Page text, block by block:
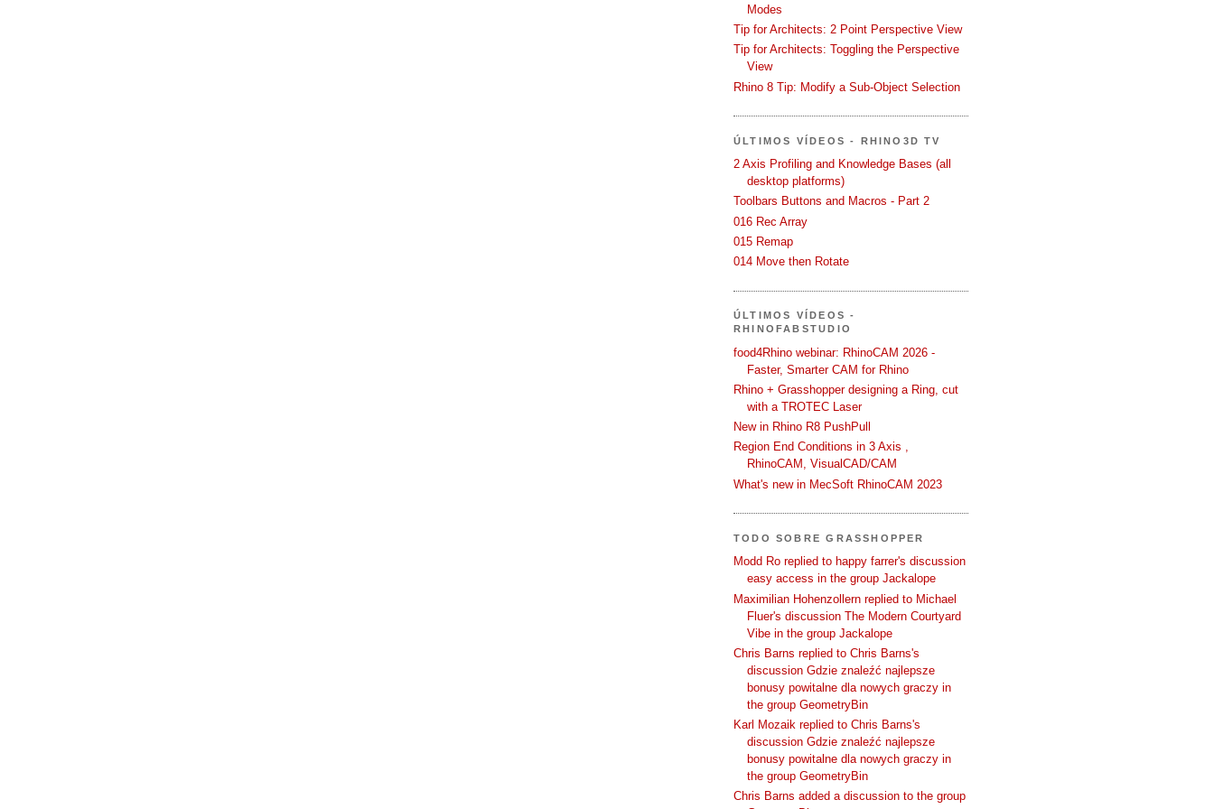
Modes
Tip for Architects: 2 Point Perspective View
Tip for Architects: Toggling the Perspective
View
Rhino 8 Tip: Modify a Sub-Object Selection
ÚLTIMOS VÍDEOS - RHINO3D TV
2 Axis Profiling and Knowledge Bases (all
desktop platforms)
Toolbars Buttons and Macros - Part 2
016 Rec Array
015 Remap
014 Move then Rotate
ÚLTIMOS VÍDEOS -
RHINOFABSTUDIO
food4Rhino webinar: RhinoCAM 2026 -
Faster, Smarter CAM for Rhino
Rhino + Grasshopper designing a Ring, cut
with a TROTEC Laser
New in Rhino R8 PushPull
Region End Conditions in 3 Axis ,
RhinoCAM, VisualCAD/CAM
What's new in MecSoft RhinoCAM 2023
TODO SOBRE GRASSHOPPER
Modd Ro replied to happy farrer's discussion
easy access in the group Jackalope
Maximilian Hohenzollern replied to Michael
Fluer's discussion The Modern Courtyard
Vibe in the group Jackalope
Chris Barns replied to Chris Barns's
discussion Gdzie znaleźć najlepsze
bonusy powitalne dla nowych graczy in
the group GeometryBin
Karl Mozaik replied to Chris Barns's
discussion Gdzie znaleźć najlepsze
bonusy powitalne dla nowych graczy in
the group GeometryBin
Chris Barns added a discussion to the group